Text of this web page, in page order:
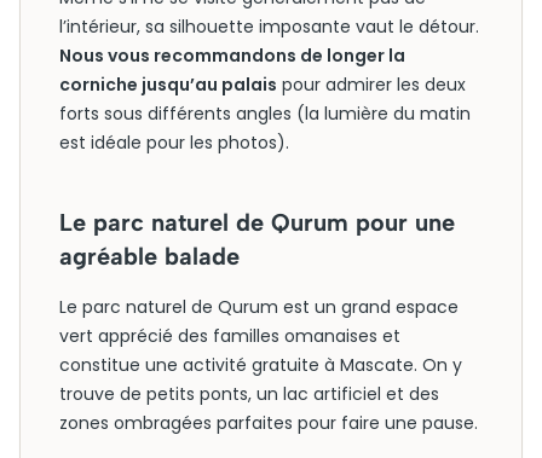
l’intérieur, sa silhouette imposante vaut le détour.
Nous vous recommandons de longer la
corniche jusqu’au palais pour admirer les deux
forts sous différents angles (la lumière du matin
est idéale pour les photos).
Le parc naturel de Qurum pour une
agréable balade
Le parc naturel de Qurum est un grand espace
vert apprécié des familles omanaises et
constitue une activité gratuite à Mascate. On y
trouve de petits ponts, un lac artificiel et des
zones ombragées parfaites pour faire une pause.